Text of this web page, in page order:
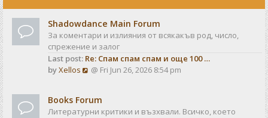
Shadowdance Main Forum
За коментари и излияния от всякакъв род, число,
спрежение и залог
Last post: Re: Спам спам спам и още 100 …
byXellos
V
w
t
@ Fri Jun 26, 2026 8:54 pm
Books Forum
Литературни критики и възхвали. Всичко, което